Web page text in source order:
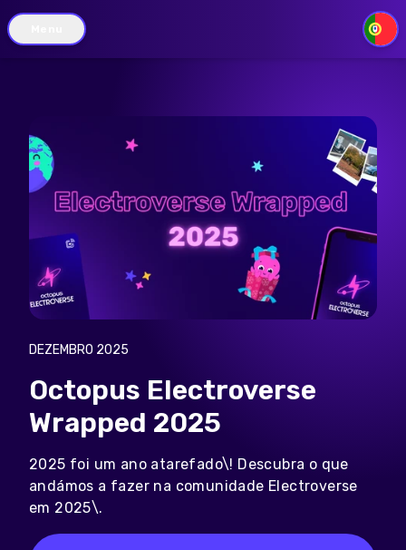
PT
DEZEMBRO 2025
Octopus Electroverse
Wrapped 2025
2025 foi um ano atarefado\! Descubra o que
andámos a fazer na comunidade Electroverse
em 2025\.